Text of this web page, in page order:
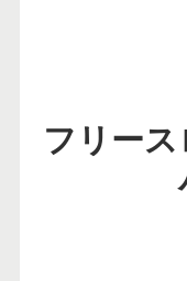
フリー